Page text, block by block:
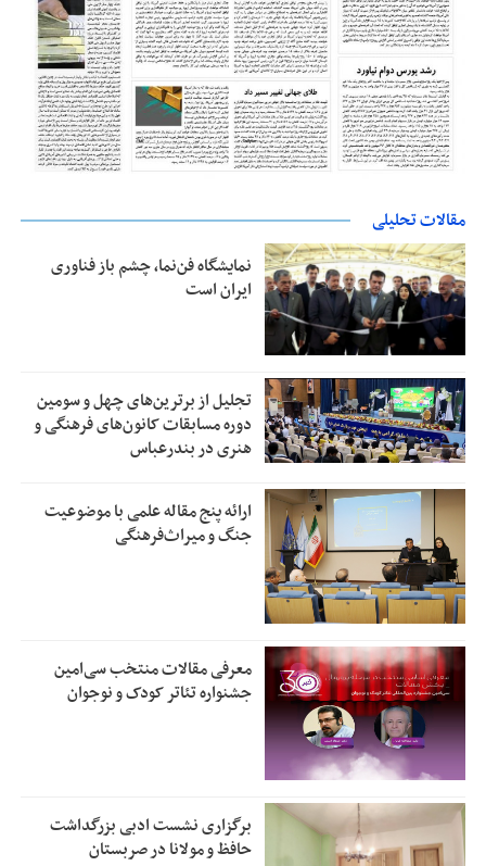
مقالات تحلیلی
نمایشگاه فن‌نما، چشم باز فناوری
ایران است
تجلیل از بر‌ترین‌های چهل و سومین
دوره مسابقات کانون‌های فرهنگی و
هنری در بندرعباس
ارائه پنج مقاله علمی با موضوعیت
جنگ و میراث‌فرهنگی
معرفی مقالات منتخب سی‌امین
جشنواره تئاتر کودک و نوجوان
برگزاری نشست ادبی بزرگداشت
حافظ و مولانا در صربستان